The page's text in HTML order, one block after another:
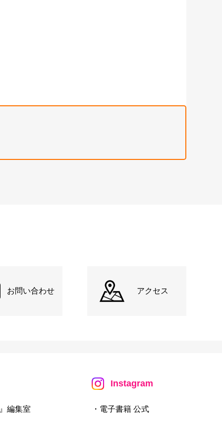
お問い合わせ アクセス
編集室
Instagram
・電子書籍 公式